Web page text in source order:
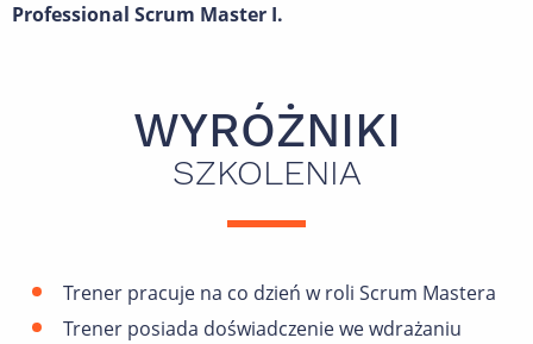
Professional Scrum Master I.
WYRÓŻNIKI
SZKOLENIA
Trener pracuje na co dzień w roli Scrum Mastera
Trener posiada doświadczenie we wdrażaniu